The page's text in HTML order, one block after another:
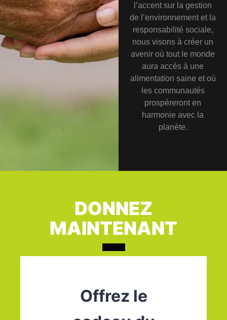
l’accent sur la gestion
de l’environnement et la
responsabilité sociale,
nous visons à créer un
avenir où tout le monde
aura accès à une
alimentation saine et où
les communautés
prospéreront en
harmonie avec la
planète.
DONNEZ
MAINTENANT